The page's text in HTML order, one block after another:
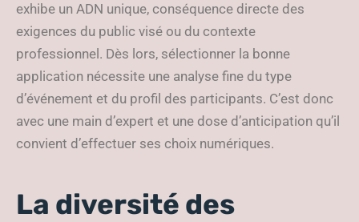
exhibe un ADN unique, conséquence directe des
exigences du public visé ou du contexte
professionnel. Dès lors, sélectionner la bonne
application nécessite une analyse fine du type
d’événement et du profil des participants. C’est donc
avec une main d’expert et une dose d’anticipation qu’il
convient d’effectuer ses choix numériques.
La diversité des